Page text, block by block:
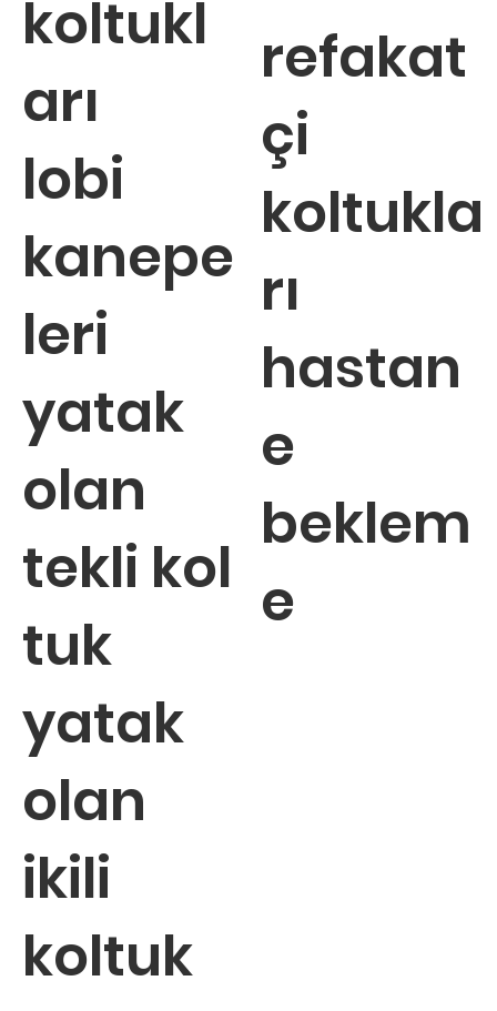
koltukl
arı
lobi
kanepe
leri
yatak
olan
tekli kol
tuk
yatak
olan
ikili
koltuk
refakat
çi
koltukla
rı
hastan
e
beklem
e